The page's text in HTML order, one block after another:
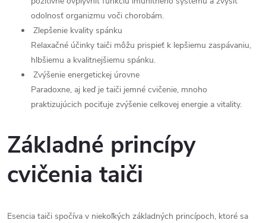
odolnosť organizmu voči chorobám.
Zlepšenie kvality spánku
Relaxačné účinky taiči môžu prispieť k lepšiemu zaspávaniu,
hlbšiemu a kvalitnejšiemu spánku.
Zvýšenie energetickej úrovne
Paradoxne, aj keď je taiči jemné cvičenie, mnoho
praktizujúcich pociťuje zvýšenie celkovej energie a vitality.
Základné princípy
cvičenia taiči
Esencia taiči spočíva v niekoľkých základných princípoch, ktoré sa